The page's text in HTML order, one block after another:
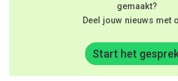
gemaakt?
Deel jouw nieuws met
Start het